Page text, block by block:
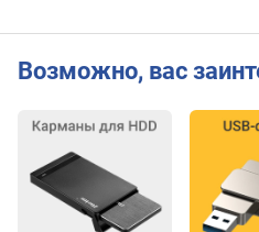
Возможно, вас